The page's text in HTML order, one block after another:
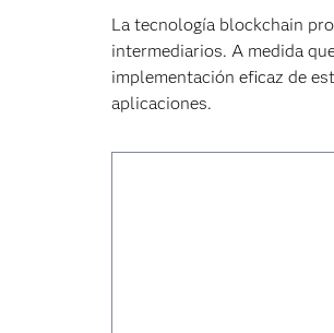
La tecnología blockchain
intermediarios. A medida
implementación eficaz de
aplicaciones.